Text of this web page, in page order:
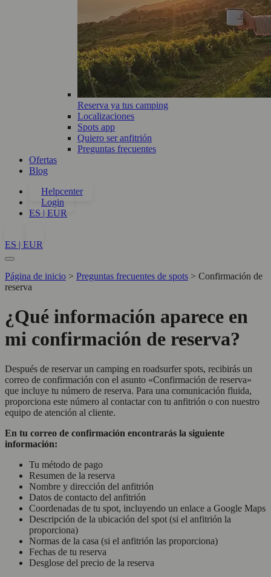
Reserva ya tus camping
Localizaciones
Spots app
Quiero ser anfitrión
Preguntas frecuentes
Ofertas
Blog
Helpcenter
Login
ES | EUR
ES | EUR
Página de inicio > Preguntas frecuentes de spots > Confirmación de
reserva
¿Qué información aparece en
mi confirmación de reserva?
Después de reservar un camping en roadsurfer spots, recibirás un
correo de confirmación con el asunto «Confirmación de reserva»
que incluye tu número de reserva. Para una comunicación fluida,
proporciona este número al contactar con tu anfitrión o con nuestro
equipo de atención al cliente.
En tu correo de confirmación encontrarás la siguiente
información:
Tu método de pago
Resumen de la reserva
Nombre y dirección del anfitrión
Datos de contacto del anfitrión
Coordenadas de tu spot, incluyendo un enlace a Google Maps
Descripción de la ubicación del spot (si el anfitrión la
proporciona)
Normas de la casa (si el anfitrión las proporciona)
Fechas de tu reserva
Desglose del precio de la reserva